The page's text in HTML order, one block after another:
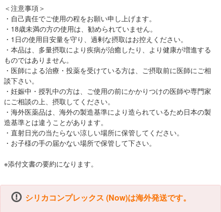
＜注意事項＞
・自己責任でご使用の程をお願い申し上げます。
・18歳未満の方の使用は、勧められていません。
・1日の使用目安量を守り、過剰な摂取はお控えください。
・本品は、多量摂取により疾病が治癒したり、より健康が増進する
ものではありません。
・医師による治療・投薬を受けている方は、ご摂取前に医師にご相
談下さい。
・妊娠中・授乳中の方は、ご使用の前にかかりつけの医師や専門家
にご相談の上、摂取してください。
・海外医薬品は、海外の製造基準により造られているため日本の製
造基準とは違うことがあります。
・直射日光の当たらない涼しい場所に保管してください。
・お子様の手の届かない場所で保管して下さい。
※添付文書の要約になります。
シリカコンプレックス (Now)は海外発送です。